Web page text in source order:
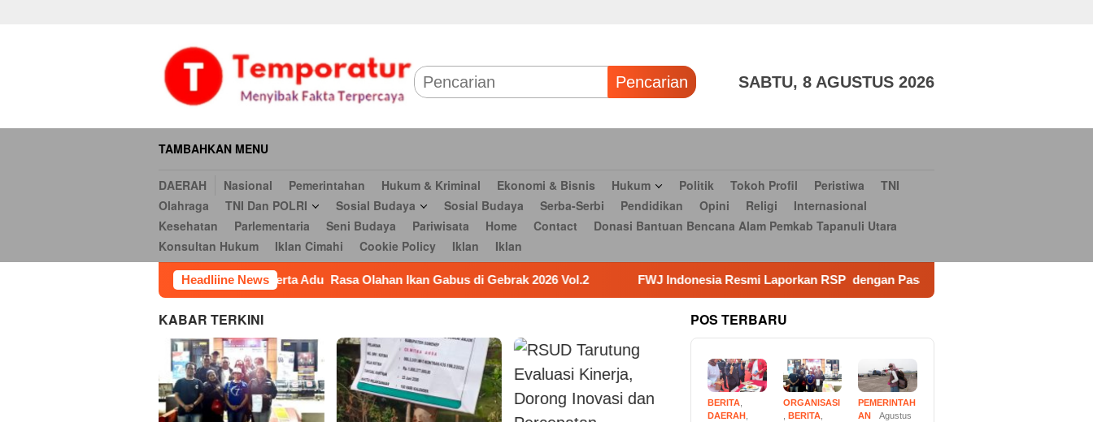
Pencarian SABTU, 8 AGUSTUS 2026
TAMBAHKAN MENU
DAERAH Nasional Pemerintahan Hukum & Kriminal Ekonomi & Bisnis Hukum Politik Tokoh Profil Peristiwa
TNI
Olahraga
TNI Dan POLRI Sosial Budaya Sosial Budaya Serba-Serbi Pendidikan Opini Religi
Internasional
Kesehatan
Parlementaria Seni Budaya Pariwisata Home Contact
Donasi Bantuan Bencana Alam Pemkab Tapanuli Utara
Konsultan Hukum
Iklan Cimahi Cookie Policy Iklan Iklan
Headliine News
Peserta Adu Rasa Olahan Ikan Gabus di Gebrak 2026 Vol.2 FWJ Indonesia Resmi Laporkan RSP dengan Pasal UU ITE Normalisasi Sungai Anjuk Bernilai
KABAR TERKINI POS TERBARU
BERITA
DAERAH
ORGANISASI
BERITA,
PEMERINTAH
AN
Agustus
Religi
Cookie Policy Iklan Iklan